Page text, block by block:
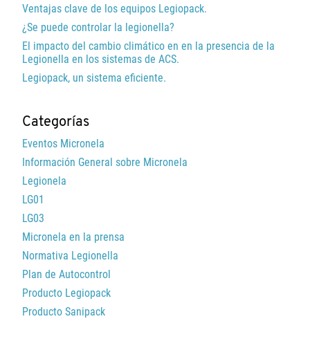
Ventajas clave de los equipos Legiopack.
¿Se puede controlar la legionella?
El impacto del cambio climático en en la presencia de la
Legionella en los sistemas de ACS.
Legiopack, un sistema eficiente.
Categorías
Eventos Micronela
Información General sobre Micronela
Legionela
LG01
LG03
Micronela en la prensa
Normativa Legionella
Plan de Autocontrol
Producto Legiopack
Producto Sanipack